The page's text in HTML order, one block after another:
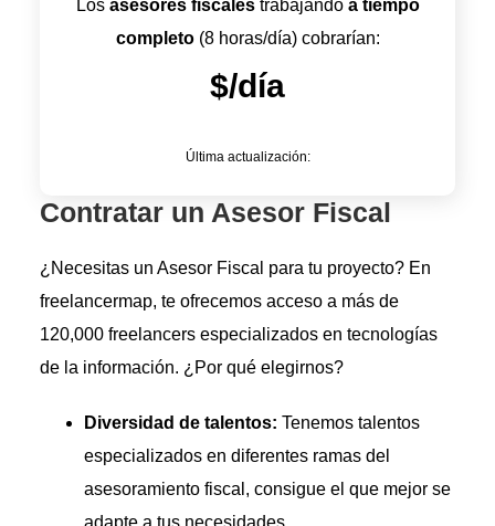
Los asesores fiscalestrabajando a tiempo
completo(8 horas/día) cobrarían:
$/día
Última actualización:
Contratar un Asesor Fiscal
¿Necesitas un Asesor Fiscal para tu proyecto? En
freelancermap, te ofrecemos acceso a más de
120,000 freelancers especializados en tecnologías
de la información. ¿Por qué elegirnos?
Diversidad de talentos: Tenemos talentos
especializados en diferentes ramas del
asesoramiento fiscal, consigue el que mejor se
adapte a tus necesidades.